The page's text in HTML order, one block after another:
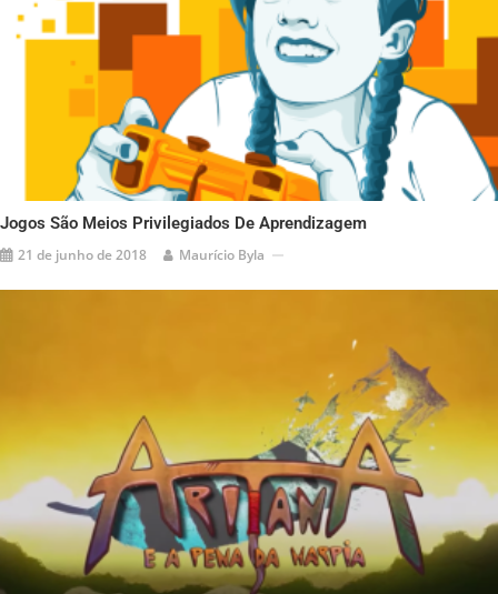
Jogos São Meios Privilegiados De Aprendizagem
21 de junho de 2018 Maurício Byla